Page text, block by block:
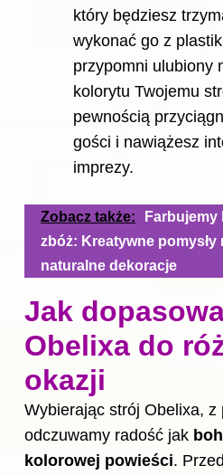
który będziesz
wykonać go z
przypomni ulubiony
kolorytu Twojemu
pewnością
gości i nawiążesz
imprezy.
Zobacz także:
Farbujemy
zbóż: Kreatywne pomysły
naturalne dekoracje
Jak
Obelixa do
okazji
Wybierając strój Obelixa, z
odczuwamy radość jak
kolorowej powieści.